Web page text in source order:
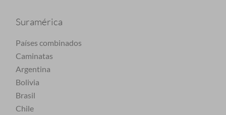
Suramérica
Países combinados
Caminatas
Argentina
Bolivia
Brasil
Chile